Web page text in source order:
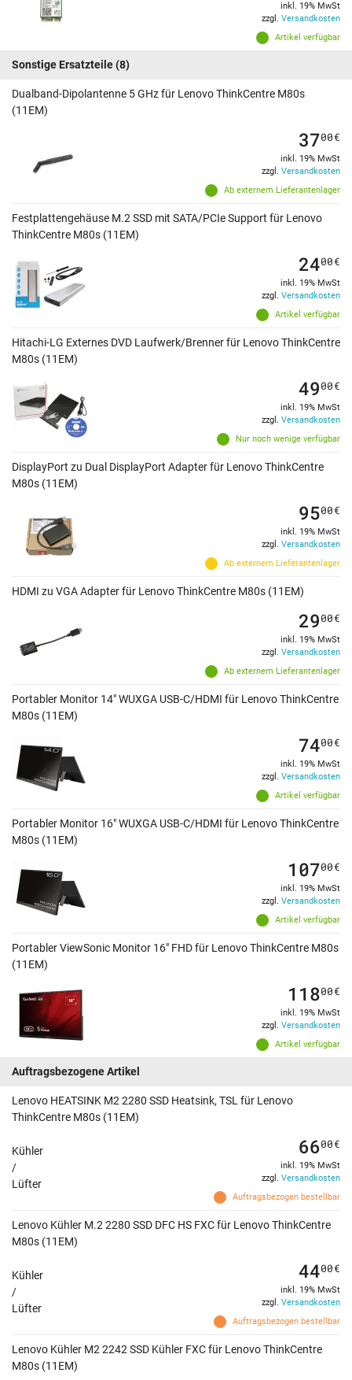
Artikel verfügbar
inkl. 19% MwSt
zzgl. Versandkosten
Sonstige Ersatzteile(8)
Dualband-Dipolantenne 5 GHz für Lenovo ThinkCentre M80s
(11EM)
Ab externem Lieferantenlager
3700€
inkl. 19% MwSt
zzgl. Versandkosten
Festplattengehäuse M.2 SSD mit SATA/PCIe Support für Lenovo
ThinkCentre M80s (11EM)
Artikel verfügbar
2400€
inkl. 19% MwSt
zzgl. Versandkosten
Hitachi-LG Externes DVD Laufwerk/Brenner für Lenovo ThinkCentre
M80s (11EM)
Nur noch wenige verfügbar
4900€
inkl. 19% MwSt
zzgl. Versandkosten
DisplayPort zu Dual DisplayPort Adapter für Lenovo ThinkCentre
M80s (11EM)
Ab externem Lieferantenlager
9500€
inkl. 19% MwSt
zzgl. Versandkosten
HDMI zu VGA Adapter für Lenovo ThinkCentre M80s (11EM)
Ab externem Lieferantenlager
2900€
inkl. 19% MwSt
zzgl. Versandkosten
Portabler Monitor 14" WUXGA USB-C/HDMI für Lenovo ThinkCentre
M80s (11EM)
Artikel verfügbar
7400€
inkl. 19% MwSt
zzgl. Versandkosten
Portabler Monitor 16" WUXGA USB-C/HDMI für Lenovo ThinkCentre
M80s (11EM)
Artikel verfügbar
10700€
inkl. 19% MwSt
zzgl. Versandkosten
Portabler ViewSonic Monitor 16" FHD für Lenovo ThinkCentre M80s
(11EM)
Artikel verfügbar
11800€
inkl. 19% MwSt
zzgl. Versandkosten
Auftragsbezogene Artikel
Lenovo HEATSINK M2 2280 SSD Heatsink, TSL für Lenovo
ThinkCentre M80s (11EM)
Kühler
/
Lüfter
Auftragsbezogen bestellbar
6600€
inkl. 19% MwSt
zzgl. Versandkosten
Lenovo Kühler M.2 2280 SSD DFC HS FXC für Lenovo ThinkCentre
M80s (11EM)
Kühler
/
Lüfter
Auftragsbezogen bestellbar
4400€
inkl. 19% MwSt
zzgl. Versandkosten
Lenovo Kühler M2 2242 SSD Kühler FXC für Lenovo ThinkCentre
M80s (11EM)